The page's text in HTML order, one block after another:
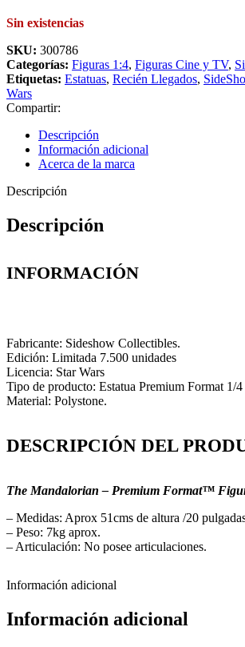
Sin existencias
SKU: 300786
Categorías: Figuras 1:4, Figuras Cine y TV,
Etiquetas: Estatuas, Recién Llegados,
Wars
Compartir:
Descripción
Información adicional
Acerca de la marca
Descripción
Descripción
INFORMACIÓN
Fabricante: Sideshow Collectibles.
Edición: Limitada 7.500 unidades
Licencia: Star Wars
Tipo de producto: Estatua Premium Format 1/4
Material: Polystone.
DESCRIPCIÓN DEL
The Mandalorian – Premium Format™
– Medidas: Aprox 51cms de altura /20
– Peso: 7kg aprox.
– Articulación: No posee articulaciones.
Información adicional
Información adicional